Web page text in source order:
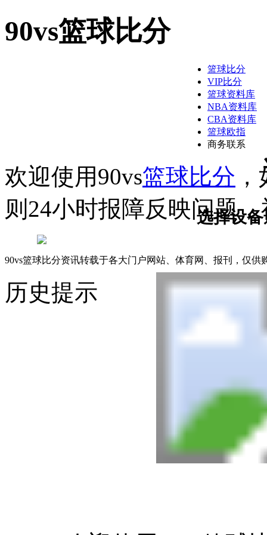
90vs篮球比分
篮球比分
VIP比分
篮球资料库
NBA资料库
CBA资料库
篮球欧指
商务联系
欢迎使用90vs篮球比分
则24小时报障反映问题
90vs篮球比分资讯转载于各大门户网站、体育网、报刊，仅
历史提示
正
选择设